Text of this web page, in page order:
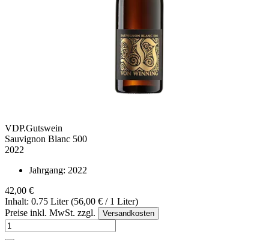
VDP.Gutswein
Sauvignon Blanc 500
2022
Jahrgang: 2022
42,00 €
Inhalt: 0.75 Liter (56,00 € / 1 Liter)
Preise inkl. MwSt. zzgl.
Versandkosten